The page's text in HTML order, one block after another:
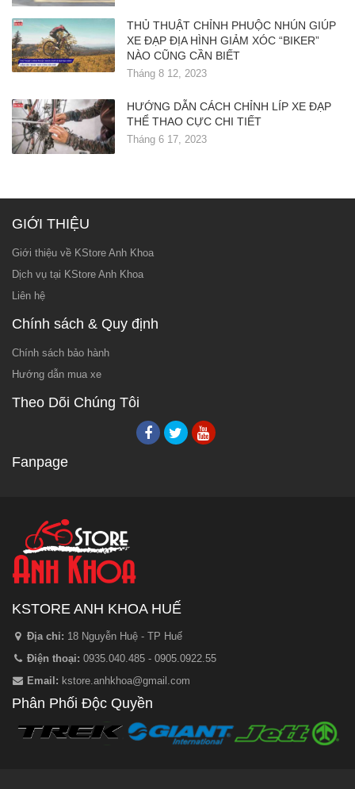
THỦ THUẬT CHỈNH PHUỘC NHÚN GIÚP
XE ĐẠP ĐỊA HÌNH GIẢM XÓC “BIKER”
NÀO CŨNG CẦN BIẾT
Tháng 8 12, 2023
HƯỚNG DẪN CÁCH CHỈNH LÍP XE ĐẠP
THỂ THAO CỰC CHI TIẾT
Tháng 6 17, 2023
GIỚI THIỆU
Giới thiệu về KStore Anh Khoa
Dịch vụ tại KStore Anh Khoa
Liên hệ
Chính sách & Quy định
Chính sách bảo hành
Hướng dẫn mua xe
Theo Dõi Chúng Tôi
Fanpage
KSTORE ANH KHOA HUẾ
Địa chỉ: 18 Nguyễn Huệ - TP Huế
Điện thoại: 0935.040.485 - 0905.0922.55
Email: kstore.anhkhoa@gmail.com
Phân Phối Độc Quyền